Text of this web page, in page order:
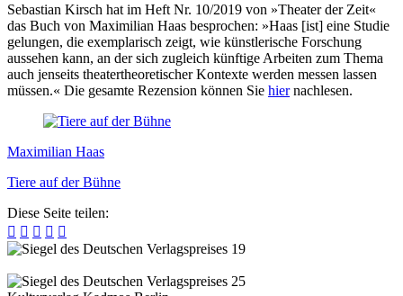
Sebastian Kirsch hat im Heft Nr. 10/2019 von »Theater der Zeit«
das Buch von Maximilian Haas besprochen: »Haas [ist] eine Studie
gelungen, die exemplarisch zeigt, wie künstlerische Forschung
aussehen kann, an der sich zugleich künftige Arbeiten zum Thema
auch jenseits theatertheoretischer Kontexte werden messen lassen
müssen.« Die gesamte Rezension können Sie hiernachlesen.
Maximilian Haas
Tiere auf der Bühne
Diese Seite teilen:
    